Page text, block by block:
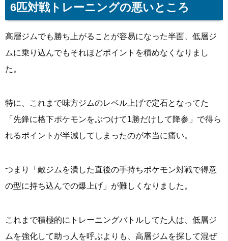
6匹対戦トレーニングの悪いところ
高層ジムでも勝ち上がることが容易になった半面、低層ジ
ムに乗り込んでもそれほどポイントを積めなくなりまし
た。
特に、これまで味方ジムのレベル上げで定石となってた
「先鋒に格下ポケモンをぶつけて1勝だけして降参」で得ら
れるポイントが半減してしまったのが本当に痛い。
つまり「敵ジムを潰した直後の手持ちポケモン対戦で得意
の型に持ち込んでの爆上げ」が難しくなりました。
これまで積極的にトレーニングバトルしてた人は、低層ジ
ムを強化して助っ人を呼ぶよりも、高層ジムを探して混ぜ